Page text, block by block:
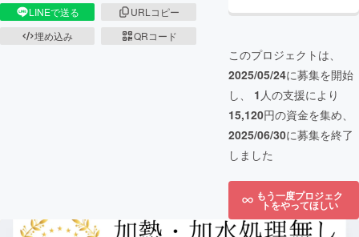
LINEで送る
URLコピー
埋め込み
QRコード
このプロジェクトは、
2025/05/24に募集を開始
し、 1 人の支援により
15,120円の資金を集め、
2025/06/30に募集を終了
しました
もう一度プロジェク
トをやってほしい